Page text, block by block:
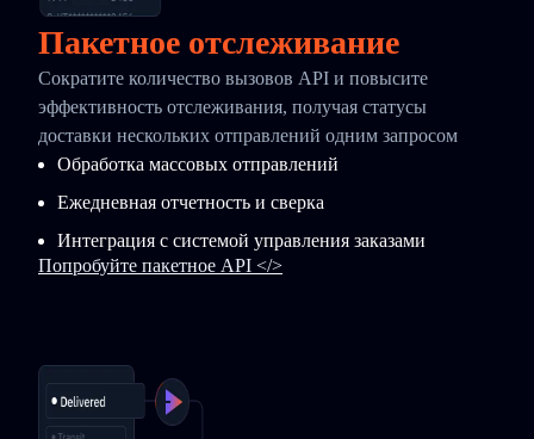
Пакетное отслеживание
Сократите количество вызовов API и повысите
эффективность отслеживания, получая статусы
доставки нескольких отправлений одним запросом
Обработка массовых отправлений
Ежедневная отчетность и сверка
Интеграция с системой управления заказами
Попробуйте пакетное API </>